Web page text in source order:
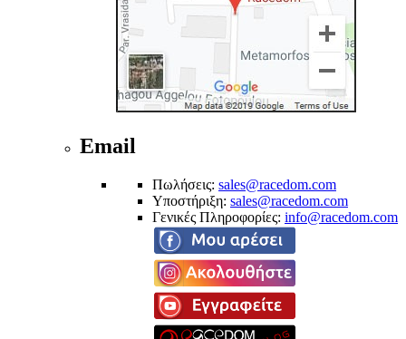
Email
Πωλήσεις: sales@racedom.com
Υποστήριξη: sales@racedom.com
Γενικές Πληροφορίες: info@racedom.com